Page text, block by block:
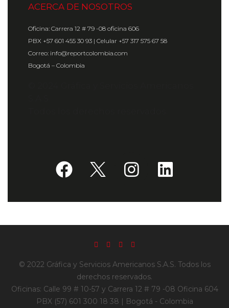
ACERCA DE NOSOTROS
Oficina: Carrera 12 # 79 -08 oficina 606
PBX +57 601 455 30 93 | Celular +57 317 575 67 58
Correo: info@reportcolombia.com
Bogotá – Colombia
© 2022 Gráfica y Servicios Americanos S.A.S. Todos los
derechos reservados.
Oficinas: Calle 99 # 10-57 y Carrera 12 # 79 -08 Oficina 604
PBX (57) 601 300 18 38 | Bogotá - Colombia